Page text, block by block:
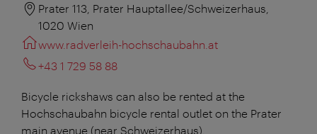
Prater 113, Prater Hauptallee/Schweizerhaus,
1020 Wien
www.radverleih-hochschaubahn.at
+43 1 729 58 88
Bicycle rickshaws can also be rented at the
Hochschaubahn bicycle rental outlet on the Prater
main avenue (near Schweizerhaus).